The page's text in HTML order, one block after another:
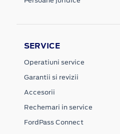
SERVICE
Operatiuni service
Garantii si revizii
Accesorii
Rechemari in service
FordPass Connect